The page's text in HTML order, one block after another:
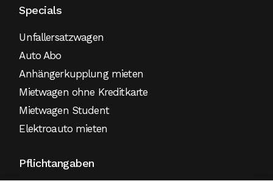
Specials
Unfallersatzwagen
Auto Abo
Anhängerkupplung mieten
Mietwagen ohne Kreditkarte
Mietwagen Student
Elektroauto mieten
Pflichtangaben